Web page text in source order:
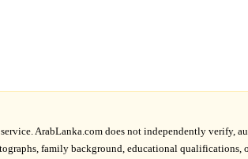
ArabLanka.com does not independently verify,
family background, educational qualifications,